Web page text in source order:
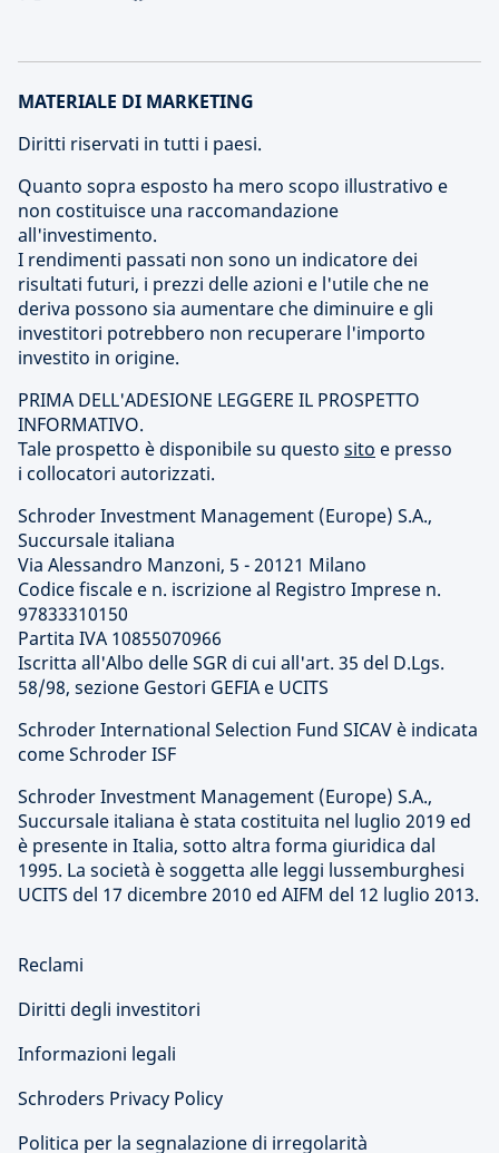
MATERIALE DI MARKETING
Diritti riservati in tutti i paesi.
Quanto sopra esposto ha mero scopo illustrativo e
non costituisce una raccomandazione
all'investimento.
I rendimenti passati non sono un indicatore dei
risultati futuri, i prezzi delle azioni e l'utile che ne
deriva possono sia aumentare che diminuire e gli
investitori potrebbero non recuperare l'importo
investito in origine.
PRIMA DELL'ADESIONE LEGGERE IL PROSPETTO
INFORMATIVO.
Tale prospetto è disponibile su questo sito e presso
i collocatori autorizzati.
Schroder Investment Management (Europe) S.A.,
Succursale italiana
Via Alessandro Manzoni, 5 - 20121 Milano
Codice fiscale e n. iscrizione al Registro Imprese n.
97833310150
Partita IVA 10855070966
Iscritta all'Albo delle SGR di cui all'art. 35 del D.Lgs.
58/98, sezione Gestori GEFIA e UCITS
Schroder International Selection Fund SICAV è indicata
come Schroder ISF
Schroder Investment Management (Europe) S.A.,
Succursale italiana è stata costituita nel luglio 2019 ed
è presente in Italia, sotto altra forma giuridica dal
1995. La società è soggetta alle leggi lussemburghesi
UCITS del 17 dicembre 2010 ed AIFM del 12 luglio 2013.
Reclami
Diritti degli investitori
Informazioni legali
Schroders Privacy Policy
Politica per la segnalazione di irregolarità